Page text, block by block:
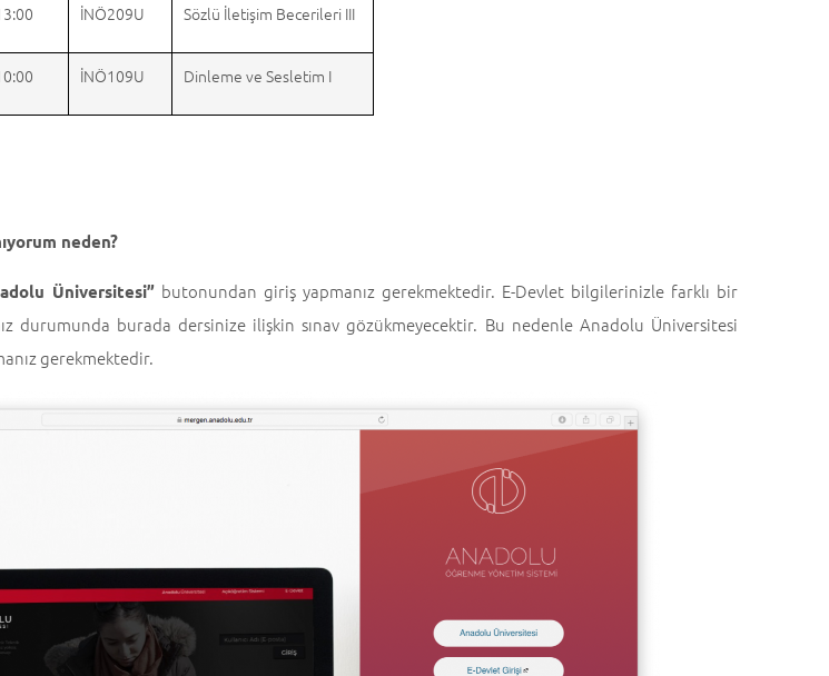
İNÖ209U Sözlü İletişim Becerileri III
İNÖ109U Dinleme ve Sesletim I
neden?
Üniversitesi” butonundan giriş yapmanız gerekmektedir. E-Devlet bilgilerinizle farklı bir
durumunda burada dersinize ilişkin sınav gözükmeyecektir. Bu nedenle Anadolu Üniversitesi
gerekmektedir.